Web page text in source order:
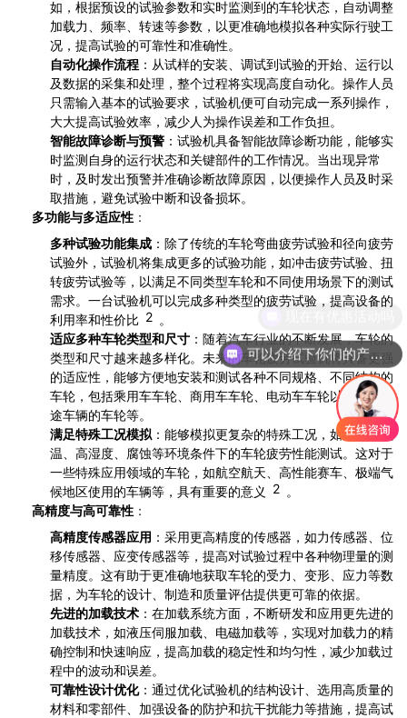
如，根据预设的试验参数和实时监测到的车轮状态，自动调整
加载力、频率、转速等参数，以更准确地模拟各种实际行驶工
况，提高试验的可靠性和准确性。
自动化操作流程 ：从试样的安装、调试到试验的开始、运行以
及数据的采集和处理，整个过程将实现高度自动化。操作人员
只需输入基本的试验要求，试验机便可自动完成一系列操作，
大大提高试验效率，减少人为操作误差和工作负担。
智能故障诊断与预警 ：试验机具备智能故障诊断功能，能够实
时监测自身的运行状态和关键部件的工作情况。当出现异常
时，及时发出预警并准确诊断故障原因，以便操作人员及时采
取措施，避免试验中断和设备损坏。
多功能与多适应性 ：
多种试验功能集成 ：除了传统的车轮弯曲疲劳试验和径向疲劳
试验外，试验机将集成更多的试验功能，如冲击疲劳试验、扭
转疲劳试验等，以满足不同类型车轮和不同使用场景下的测试
需求。一台试验机可以完成多种类型的疲劳试验，提高设备的
利用率和性价比 2 。
适应多种车轮类型和尺寸 ：随着汽车行业的不断发展，车轮的
类型和尺寸越来越多样化。未来的车轮疲劳试验机将具备更强
的适应性，能够方便地安装和测试各种不同规格、不同结构的
车轮，包括乘用车车轮、商用车车轮、电动车车轮以及特殊用
途车辆的车轮等。
满足特殊工况模拟 ：能够模拟更复杂的特殊工况，如高温、低
温、高湿度、腐蚀等环境条件下的车轮疲劳性能测试。这对于
一些特殊应用领域的车轮，如航空航天、高性能赛车、极端气
候地区使用的车辆等，具有重要的意义 2 。
高精度与高可靠性 ：
高精度传感器应用 ：采用更高精度的传感器，如力传感器、位
移传感器、应变传感器等，提高对试验过程中各种物理量的测
量精度。这有助于更准确地获取车轮的受力、变形、应力等数
据，为车轮的设计、制造和质量评估提供更可靠的依据。
先进的加载技术 ：在加载系统方面，不断研发和应用更先进的
加载技术，如液压伺服加载、电磁加载等，实现对加载力的精
确控制和快速响应，提高加载的稳定性和均匀性，减少加载过
程中的波动和误差。
可靠性设计优化：通过优化试验机的结构设计、选用高质量的
材料和零部件、加强设备的防护和抗干扰能力等措施，提高试
可以介绍下你们的产品么